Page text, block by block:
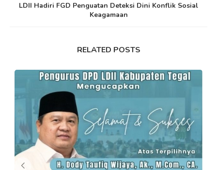
LDII Hadiri FGD Penguatan Deteksi Dini Konflik Sosial
Keagamaan
RELATED POSTS